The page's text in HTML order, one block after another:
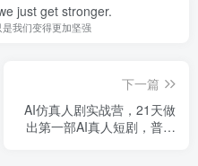
just get stronger.
我们变得更加坚强
下一篇
AI仿真人剧实战营，21天做
出第一部AI真人短剧，普通